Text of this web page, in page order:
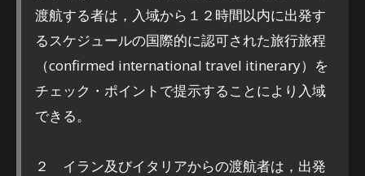
渡航する者は，入域から１２時間以内に出発す
るスケジュールの国際的に認可された旅行旅程
（confirmed international travel itinerary）を
チェック・ポイントで提示することにより入域
できる。
２ イラン及びイタリアからの渡航者は，出発